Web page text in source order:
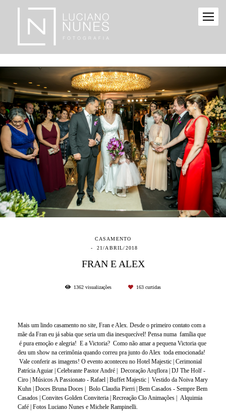
CASAMENTO
21/ABRIL/2018
FRAN E ALEX
1362 visualizações 163 curtidas
Mais um lindo casamento no site, Fran e Alex. Desde o primeiro contato com a
mãe da Fran eu já sabia que seria um dia inesquecível! Pensa numa família que
é pura emoção e alegria! E a Victoria? Como não amar a pequena Victoria que
deu um show na cerimônia quando correu pra junto do Alex toda emocionada!
Vale conferir as imagens! O evento aconteceu no Hotel Majestic | Cerimonial
Patrícia Aguiar | Celebrante Pastor André | Decoração Arqflora | DJ The Holf -
Ciro | Músicos A Passionato - Rafael | Buffet Majestic | Vestido da Noiva Mary
Kuhn | Doces Bruna Doces | Bolo Claudia Pierri | Bem Casados - Sempre Bem
Casados | Convites Golden Conviteria | Recreação Clo Animações | Alquimia
Café | Fotos Luciano Nunes e Michele Rampinelli.